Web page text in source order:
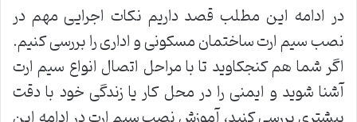
در ادامه این مطلب قصد داریم نکات اجرایی مهم در
نصب سیم ارت ساختمان مسکونی و اداری را بررسی کنیم.
اگر شما هم کنجکاوید تا با مراحل اتصال انواع سیم ارت
آشنا شوید و ایمنی را در محل کار یا زندگی خود با دقت